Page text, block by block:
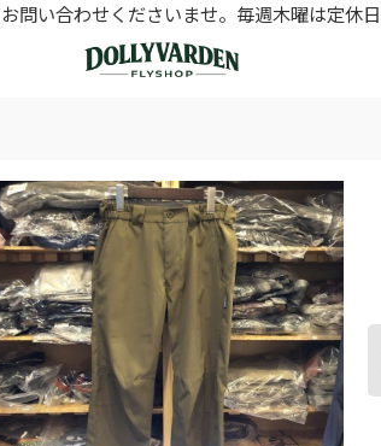
問い合わせくださいませ。毎週木曜は定休